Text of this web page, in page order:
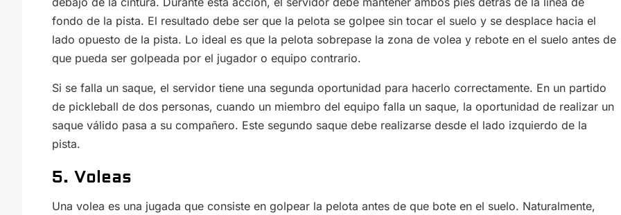
fondo de la pista. El resultado debe ser que la pelota se golpee sin tocar el suelo y se desplace hacia el
lado opuesto de la pista. Lo ideal es que la pelota sobrepase la zona de volea y rebote en el suelo antes de
que pueda ser golpeada por el jugador o equipo contrario.
Si se falla un saque, el servidor tiene una segunda oportunidad para hacerlo correctamente. En un partido
de pickleball de dos personas, cuando un miembro del equipo falla un saque, la oportunidad de realizar un
saque válido pasa a su compañero. Este segundo saque debe realizarse desde el lado izquierdo de la
pista.
5. Voleas
Una volea es una jugada que consiste en golpear la pelota antes de que bote en el suelo. Naturalmente,